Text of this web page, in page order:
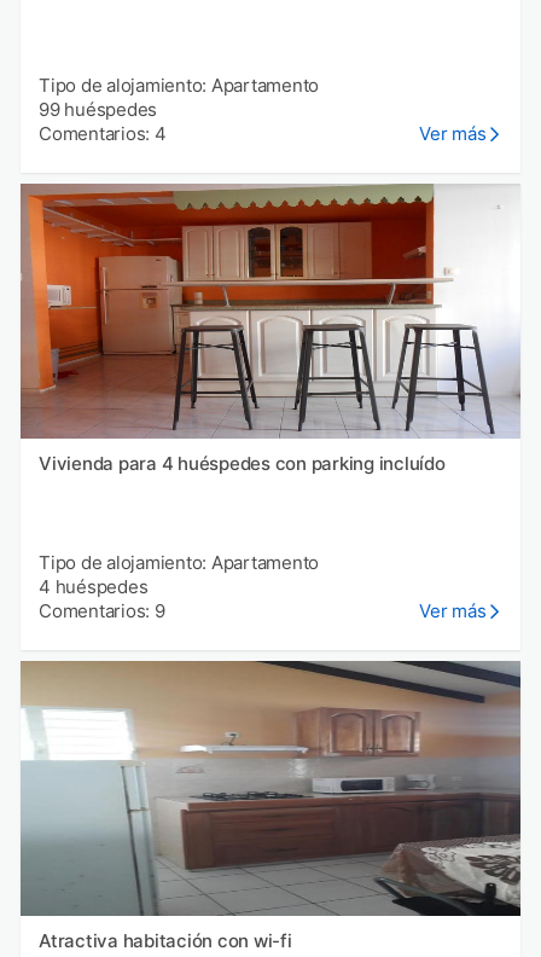
Tipo de alojamiento: Apartamento
99 huéspedes
Comentarios: 4
Ver más
Vivienda para 4 huéspedes con parking incluído
Tipo de alojamiento: Apartamento
4 huéspedes
Comentarios: 9
Ver más
Atractiva habitación con wi-fi